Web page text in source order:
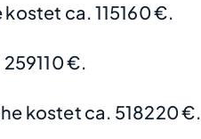
ca. 115160 €.
€.
kostet ca. 518220 €.